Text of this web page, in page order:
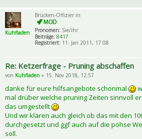
Kuhfladen
Brücken-Offizier:in
Pronomen: Sie/ihr
Beiträge: 8417
Registriert: 11. Jan 2011, 17:08
Re: Ketzerfrage - Pruning abschaffen
von Kuhfladen » 15. Nov 2018, 12:57
danke für eure hilfsangebote schonmal
mal drüber welche pruning Zeiten sinnvoll
das umgestellt
Und wir klären auch gleich ob das mit den
durchgesetzt und ggf auch auf die pöhse
soll.